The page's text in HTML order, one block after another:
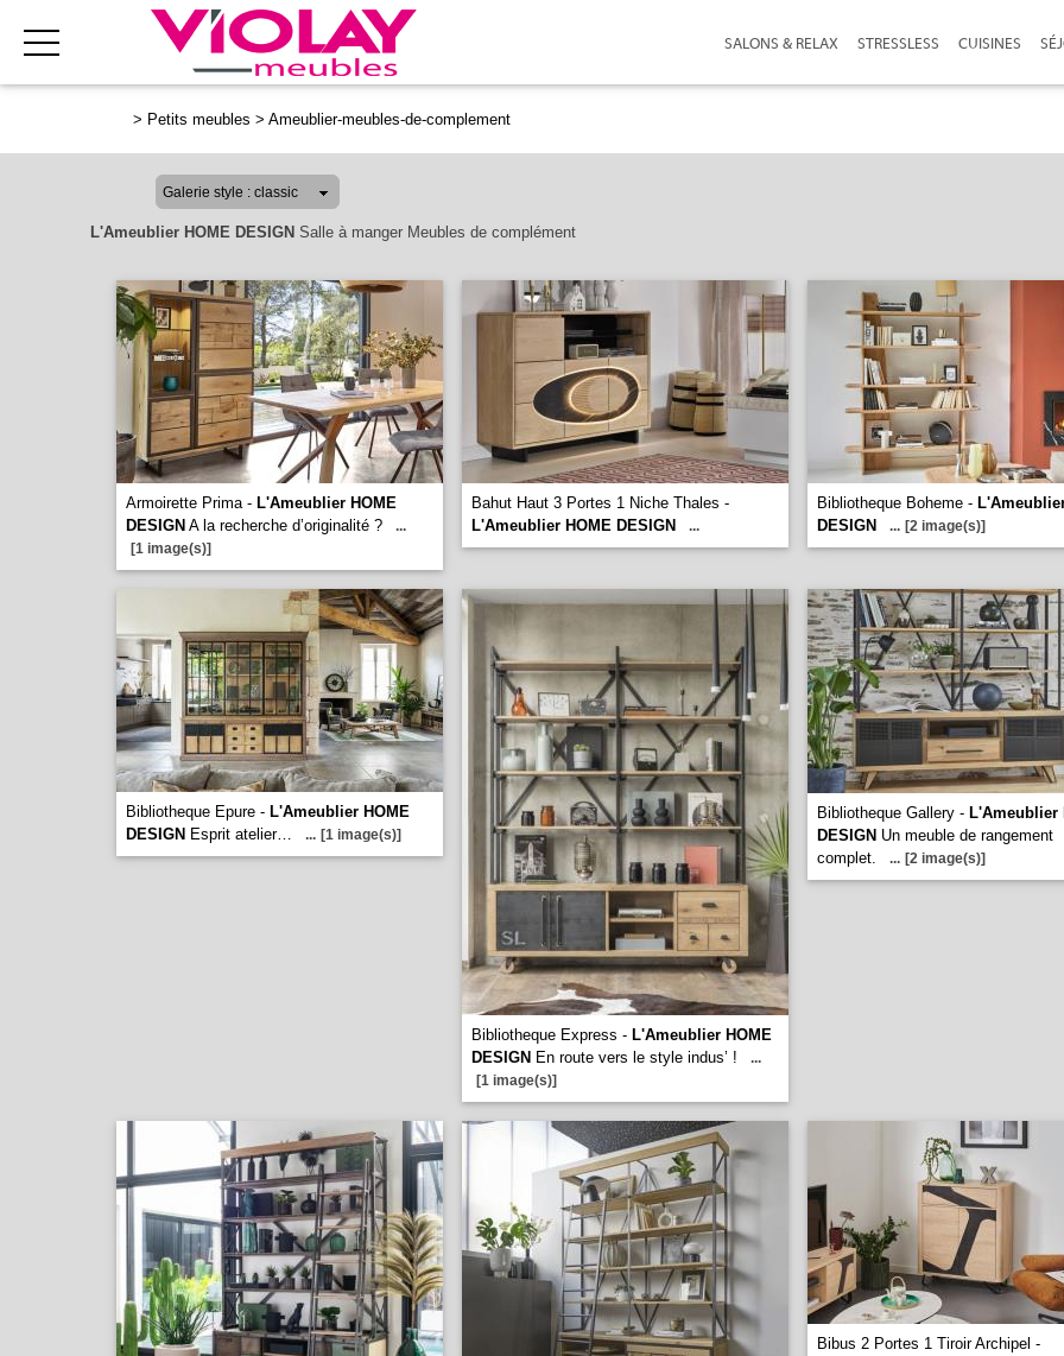
SALONS & RELAX STRESSLESS CUISINES
> Petits meubles > Ameublier-meubles-de-complement
L'Ameublier HOME DESIGN Salle à manger Meubles de complément
Armoirette Prima - L'Ameublier HOME
DESIGN A la recherche d’originalité ?
...
[1 image(s)]
Bahut Haut 3 Portes 1 Niche Thales -
L'Ameublier HOME DESIGN
...
Bibliotheque Boheme -
DESIGN
... [2 image(s)]
Bibliotheque Epure - L'Ameublier HOME
DESIGN Esprit atelier… ... [1 image(s)]
Bibliotheque Express - L'Ameublier HOME
DESIGN En route vers le style indus’ !
...
[1 image(s)]
Bibliotheque Gallery - L'Ameublier
DESIGN Un meuble de rangement
complet.
... [2 image(s)]
Bibus 2 Portes 1 Tiroir Archipel -